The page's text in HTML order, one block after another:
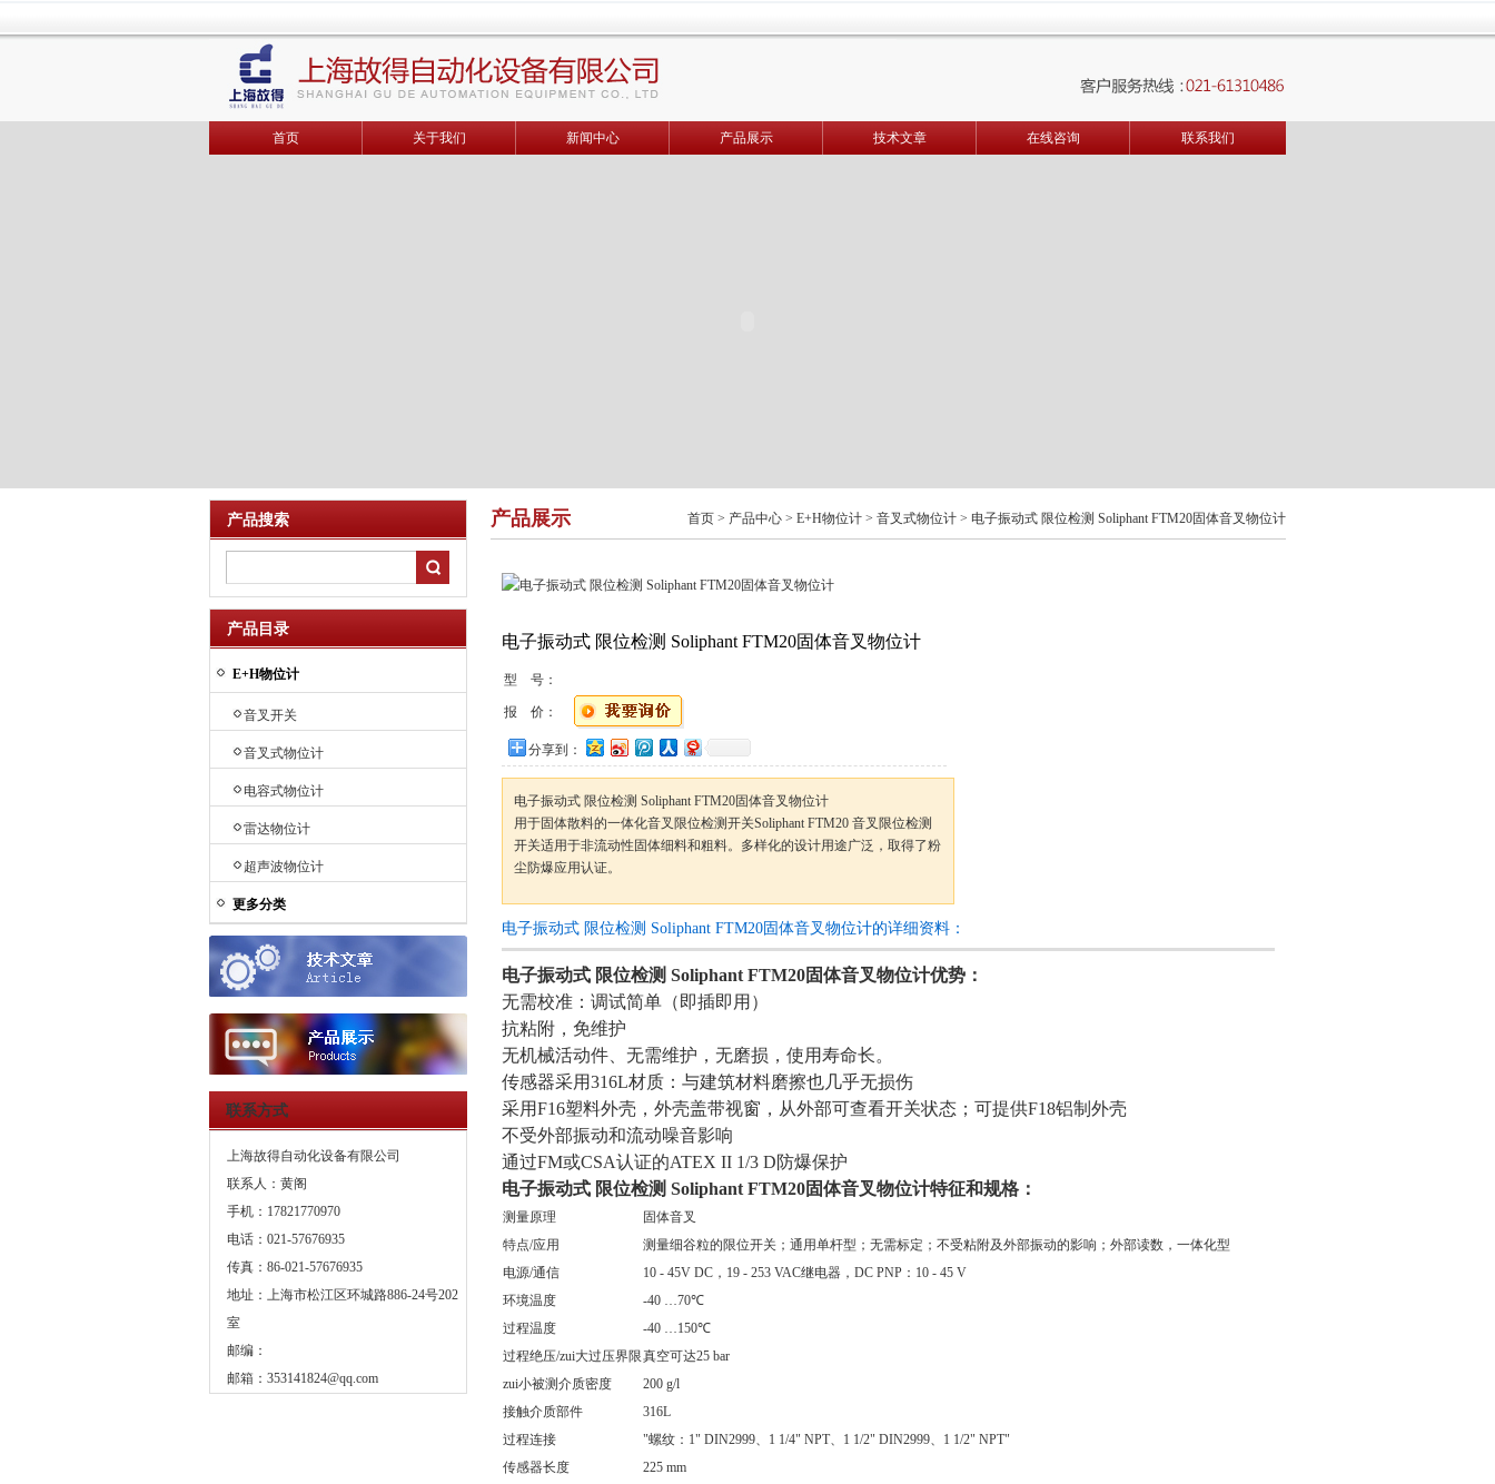
首页 关于我们 新闻中心 产品展示 技术文章 在线咨询 联系我们
产品搜索
产品目录
E+H物位计
音叉开关
音叉式物位计
电容式物位计
雷达物位计
超声波物位计
更多分类
联系方式
上海故得自动化设备有限公司
联系人：黄阁
手机：17821770970
电话：021-57676935
传真：86-021-57676935
地址：上海市松江区环城路886-24号202
室
邮编：
邮箱： 353141824@qq.com
产品展示 首页 > 产品中心 > E+H物位计 > 音叉式物位计 > 电子振动式 限位检测 Soliphant FTM20固体音叉物位计
电子振动式 限位检测 Soliphant FTM20固体音叉物位计
型 号：
报 价：
分享到：
电子振动式 限位检测 Soliphant FTM20固体音叉物位计
用于固体散料的一体化音叉限位检测开关Soliphant FTM20 音叉限位检测
开关适用于非流动性固体细料和粗料。多样化的设计用途广泛，取得了粉
尘防爆应用认证。
电子振动式 限位检测 Soliphant FTM20固体音叉物位计的详细资料：
电子振动式 限位检测 Soliphant FTM20固体音叉物位计优势：
无需校准：调试简单（即插即用）
抗粘附，免维护
无机械活动件、无需维护，无磨损，使用寿命长。
传感器采用316L材质：与建筑材料磨擦也几乎无损伤
采用F16塑料外壳，外壳盖带视窗，从外部可查看开关状态；可提供F18铝制外壳
不受外部振动和流动噪音影响
通过FM或CSA认证的ATEX II 1/3 D防爆保护
电子振动式 限位检测 Soliphant FTM20固体音叉物位计特征和规格 ：
测量原理
固体音叉
特点/应用
测量细谷粒的限位开关；通用单杆型；无需标定；不受粘附及外部振动的影响；外部读数，一体化型
电源/通信
10 - 45V DC，19 - 253 VAC继电器，DC PNP：10 - 45 V
环境温度
-40 …70℃
过程温度
-40 …150℃
过程绝压/zui大过压界限真空可达25 bar
zui小被测介质密度
200 g/l
接触介质部件
316L
过程连接
"螺纹：1" DIN2999、1 1/4" NPT、1 1/2" DIN2999、1 1/2" NPT"
传感器长度
225 mm